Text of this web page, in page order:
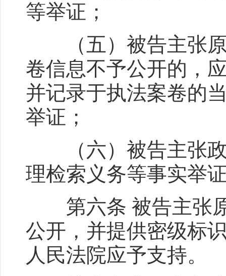
等举证；
（五）被告主张原
卷信息不予公开的，
并记录于执法案卷的
举证；
（六）被告主张政
理检索义务等事实举
第六条 被告主张原
公开，并提供密级标
人民法院应予支持。